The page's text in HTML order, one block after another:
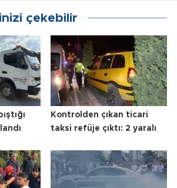
çekebilir
Kontrolden çıkan ticari
taksi refüje çıktı: 2 yaralı